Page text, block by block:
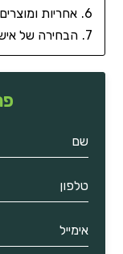
אחריות ומוצרים
הבחירה של